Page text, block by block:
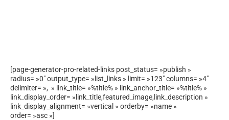
[page-generator-pro-related-links post_status= »publish »
radius= »0″ output_type= »list_links » limit= »123″ columns= »4″
delimiter= », » link_title= »%title% » link_anchor_title= »%title% »
link_display_order= »link_title,featured_image,link_description »
link_display_alignment= »vertical » orderby= »name »
order= »asc »]